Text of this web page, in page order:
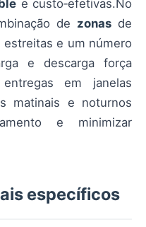
e custo‑efetivas.No
de zonas de
estreitas e um número
e descarga força
em janelas
matinais e noturnos
e minimizar
específicos